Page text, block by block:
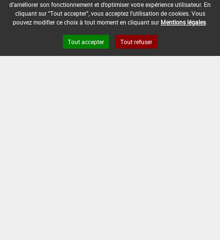
DATE DE FIN D'UTILISATION :
-
d'améliorer son fonctionnement et d'optimiser votre expérience utilisateur. En
cliquant sur "Tout accepter", vous acceptez l'utilisation de cookies. Vous
pouvez modifier ce choix à tout moment en cliquant sur Mentions légales
Tout accepter Tout refuser